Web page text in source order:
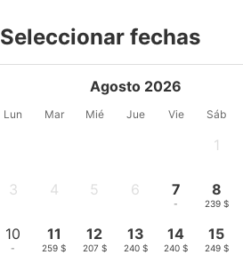
Seleccionar fechas
Agosto 2026
Lun Mar Mié Jue Vie Sáb
1
3 4 5 6 7
-
8
239 $
10
-
11
259 $
12
207 $
13
240 $
14
240 $
15
249 $